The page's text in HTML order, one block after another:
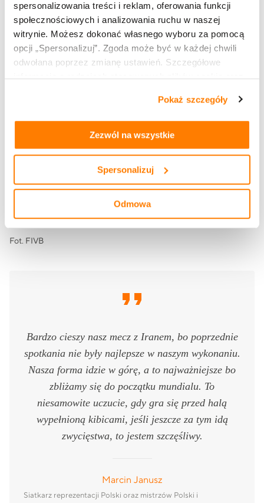
spersonalizowania treści i reklam, oferowania funkcji
społecznościowych i analizowania ruchu w naszej
witrynie. Możesz dokonać własnego wyboru za pomocą
opcji „Spersonalizuj”. Zgoda może być w każdej chwili
odwołana poprzez zmianę ustawień. Szczegółowe
informacje o rodzajach stosowanych plików cookie oraz
tym, jak korzystasz z naszej witryny, znajdziesz w
zakładkach „szczegóły”, „o plikach cookie” orazPolityce
prywatności i cookies.
Pokaż szczegóły
Zezwól na wszystkie
Spersonalizuj
Odmowa
PlusLidze, której sponsorem jest Marka KRISHOME.
Jedynie Bartosz Kurek i Kamil Semeniuk będą grać
poza granicami naszego kraju.
Fot. FIVB
Bardzo cieszy nasz mecz z Iranem, bo poprzednie
spotkania nie były najlepsze w naszym wykonaniu.
Nasza forma idzie w górę, a to najważniejsze bo
zbliżamy się do początku mundialu. To
niesamowite uczucie, gdy gra się przed halą
wypełnioną kibicami, jeśli jeszcze za tym idą
zwycięstwa, to jestem szczęśliwy.
Marcin Janusz
Siatkarz reprezentacji Polski oraz mistrzów Polski i